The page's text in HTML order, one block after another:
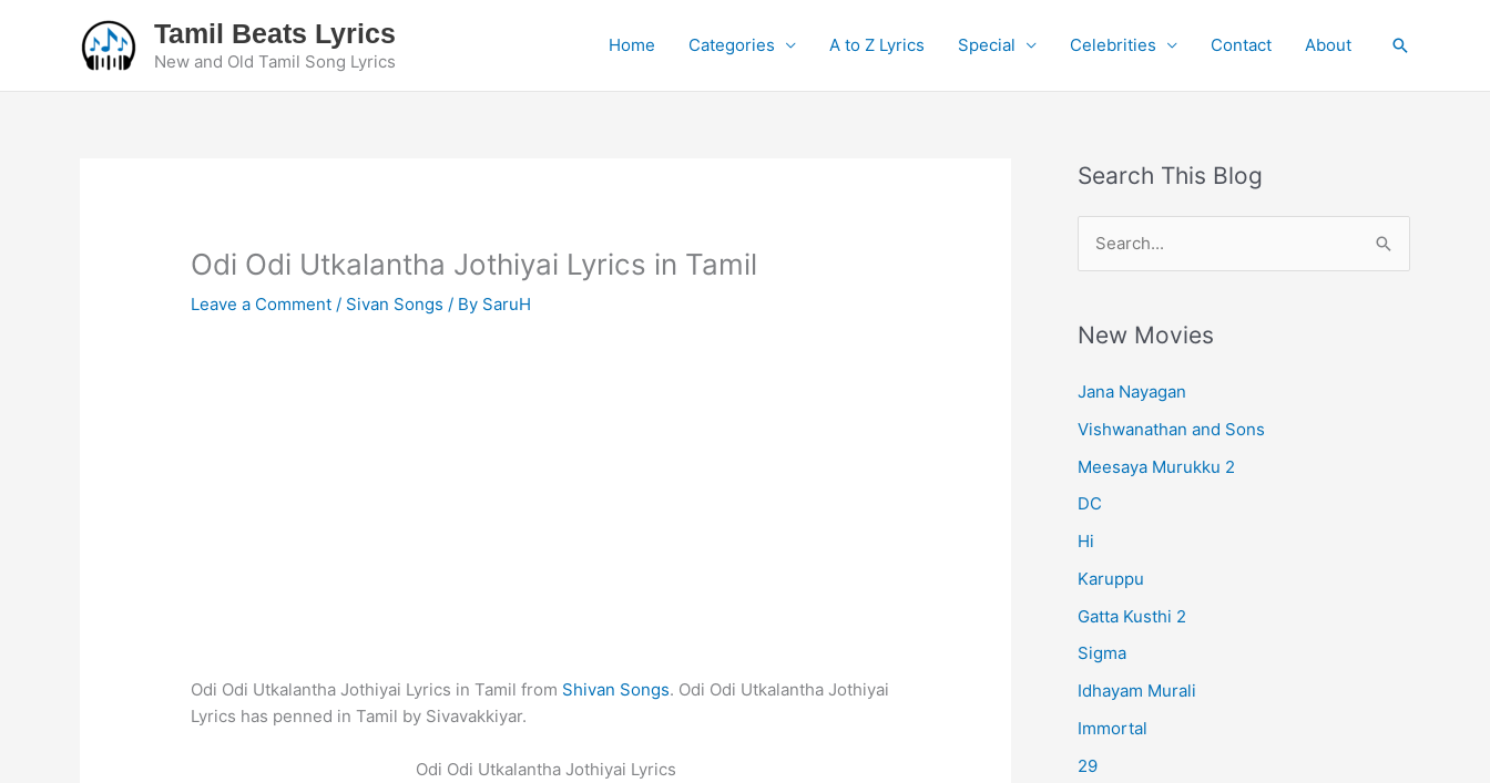
Tamil Beats Lyrics
New and Old Tamil Song Lyrics
Home Categories A to Z Lyrics Special Celebrities Contact About Search
Odi Odi Utkalantha Jothiyai Lyrics in Tamil
Leave a Comment / Sivan Songs / By SaruH
Odi Odi Utkalantha Jothiyai Lyrics in Tamil from Shivan Songs. Odi Odi Utkalantha Jothiyai
Lyrics has penned in Tamil by Sivavakkiyar.
Odi Odi Utkalantha Jothiyai Lyrics
Search This Blog
r
h
f
o
r
:
New Movies
Jana Nayagan
Vishwanathan and Sons
Meesaya Murukku 2
DC
Hi
Karuppu
Gatta Kusthi 2
Sigma
Idhayam Murali
Immortal
29